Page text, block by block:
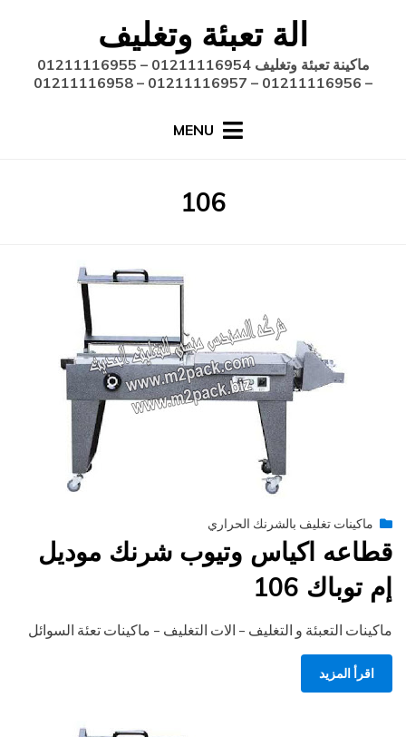
content
الة تعبئة وتغليف
ماكينة تعبئة وتغليف 01211116954 – 01211116955
– 01211116956 – 01211116957 – 01211116958
MENU
الوسم
:
106
byengmansyPosted
on
أغسطس 27, 2020
ماكينات تغليف بالشرنك الحراري
قطاعه اكياس وتيوب شرنك موديل
إم توباك 106
ماكينات التعبئة و التغليف – الات التغليف – ماكينات تعئة السوائل
اقرأ المزيد